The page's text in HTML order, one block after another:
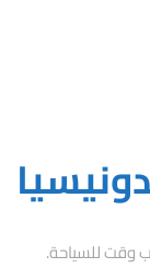
وقت للسياحة.